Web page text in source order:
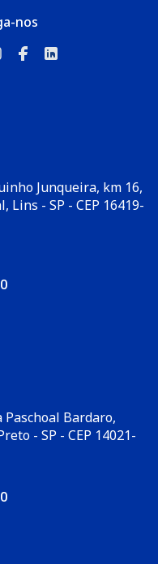
nos
Junqueira, km 16,
Lins - SP - CEP 16419-
Paschoal Bardaro,
- SP - CEP 14021-